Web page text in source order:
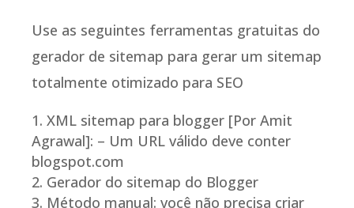
Use as seguintes ferramentas gratuitas do
gerador de sitemap para gerar um sitemap
totalmente otimizado para SEO
XML sitemap para blogger [Por Amit
Agrawal]: – Um URL válido deve conter
blogspot.com
Gerador do sitemap do Blogger
Método manual: você não precisa criar